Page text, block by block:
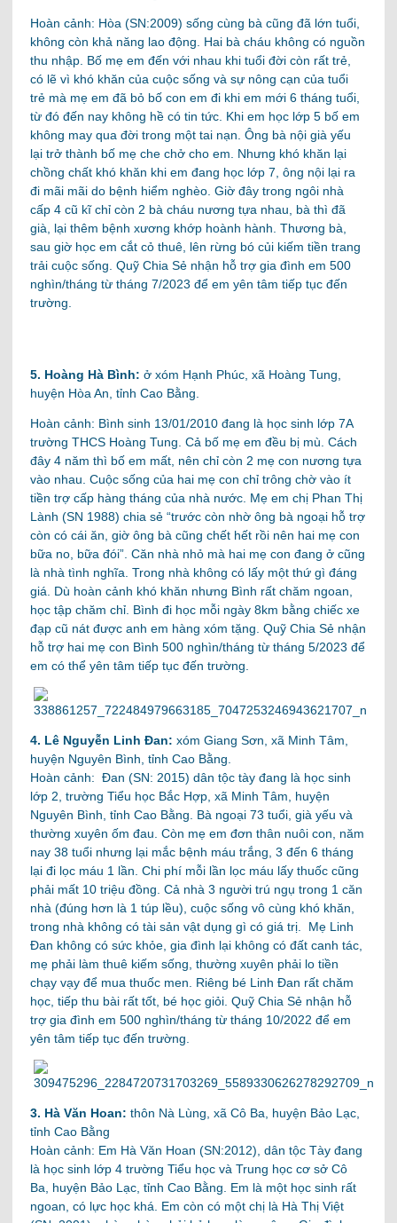
Hoàn cảnh: Hòa (SN:2009) sống cùng bà cũng đã lớn tuổi,
không còn khả năng lao động. Hai bà cháu không có nguồn
thu nhập. Bố mẹ em đến với nhau khi tuổi đời còn rất trẻ,
có lẽ vì khó khăn của cuộc sống và sự nông cạn của tuổi
trẻ mà mẹ em đã bỏ bố con em đi khi em mới 6 tháng tuổi,
từ đó đến nay không hề có tin tức. Khi em học lớp 5 bố em
không may qua đời trong một tai nạn. Ông bà nội già yếu
lại trở thành bố mẹ che chở cho em. Nhưng khó khăn lại
chồng chất khó khăn khi em đang học lớp 7, ông nội lại ra
đi mãi mãi do bệnh hiểm nghèo. Giờ đây trong ngôi nhà
cấp 4 cũ kĩ chỉ còn 2 bà cháu nương tựa nhau, bà thì đã
già, lại thêm bệnh xương khớp hoành hành. Thương bà,
sau giờ học em cắt cỏ thuê, lên rừng bó củi kiếm tiền trang
trải cuộc sống. Quỹ Chia Sẻ nhận hỗ trợ gia đình em 500
nghìn/tháng từ tháng 7/2023 để em yên tâm tiếp tục đến
trường.
5. Hoàng Hà Bình: ở xóm Hạnh Phúc, xã Hoàng Tung,
huyện Hòa An, tỉnh Cao Bằng.
Hoàn cảnh: Bình sinh 13/01/2010 đang là học sinh lớp 7A
trường THCS Hoàng Tung. Cả bố mẹ em đều bị mù. Cách
đây 4 năm thì bố em mất, nên chỉ còn 2 mẹ con nương tựa
vào nhau. Cuộc sống của hai mẹ con chỉ trông chờ vào ít
tiền trợ cấp hàng tháng của nhà nước. Mẹ em chị Phan Thị
Lành (SN 1988) chia sẻ “trước còn nhờ ông bà ngoại hỗ trợ
còn có cái ăn, giờ ông bà cũng chết hết rồi nên hai mẹ con
bữa no, bữa đói”. Căn nhà nhỏ mà hai mẹ con đang ở cũng
là nhà tình nghĩa. Trong nhà không có lấy một thứ gì đáng
giá. Dù hoàn cảnh khó khăn nhưng Bình rất chăm ngoan,
học tập chăm chỉ. Bình đi học mỗi ngày 8km bằng chiếc xe
đạp cũ nát được anh em hàng xóm tặng. Quỹ Chia Sẻ nhận
hỗ trợ hai mẹ con Bình 500 nghìn/tháng từ tháng 5/2023 để
em có thể yên tâm tiếp tục đến trường.
4. Lê Nguyễn Linh Đan: xóm Giang Sơn, xã Minh Tâm,
huyện Nguyên Bình, tỉnh Cao Bằng.
Hoàn cảnh: Đan (SN: 2015) dân tộc tày đang là học sinh
lớp 2, trường Tiểu học Bắc Hợp, xã Minh Tâm, huyện
Nguyên Bình, tỉnh Cao Bằng. Bà ngoại 73 tuổi, già yếu và
thường xuyên ốm đau. Còn mẹ em đơn thân nuôi con, năm
nay 38 tuổi nhưng lại mắc bệnh máu trắng, 3 đến 6 tháng
lại đi lọc máu 1 lần. Chi phí mỗi lần lọc máu lấy thuốc cũng
phải mất 10 triệu đồng. Cả nhà 3 người trú ngụ trong 1 căn
nhà (đúng hơn là 1 túp lều), cuộc sống vô cùng khó khăn,
trong nhà không có tài sản vật dụng gì có giá trị. Mẹ Linh
Đan không có sức khỏe, gia đình lại không có đất canh tác,
mẹ phải làm thuê kiếm sống, thường xuyên phải lo tiền
chạy vạy để mua thuốc men. Riêng bé Linh Đan rất chăm
học, tiếp thu bài rất tốt, bé học giỏi. Quỹ Chia Sẻ nhận hỗ
trợ gia đình em 500 nghìn/tháng từ tháng 10/2022 để em
yên tâm tiếp tục đến trường.
3. Hà Văn Hoan: thôn Nà Lùng, xã Cô Ba, huyện Bảo Lạc,
tỉnh Cao Bằng
Hoàn cảnh: Em Hà Văn Hoan (SN:2012), dân tộc Tày đang
là học sinh lớp 4 trường Tiểu học và Trung học cơ sở Cô
Ba, huyện Bảo Lạc, tỉnh Cao Bằng. Em là một học sinh rất
ngoan, có lực học khá. Em còn có một chị là Hà Thị Việt